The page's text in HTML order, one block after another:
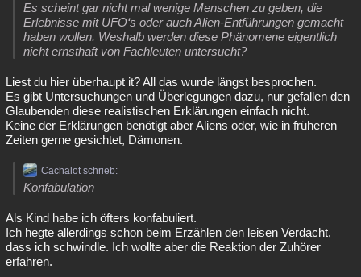
Es scheint gar nicht mal wenige Menschen zu geben, die
Erlebnisse mit UFO‘s oder auch Alien-Entführungen gemacht
haben wollen. Weshalb werden diese Phänomene eigentlich
nicht ernsthaft von Fachleuten untersucht?
Liest du hier überhaupt it? All das wurde längst besprochen.
Es gibt Untersuchungen und Überlegungen dazu, nur gefallen den
Glaubenden diese realistischen Erklärungen einfach nicht.
Keine der Erklärungen benötigt aber Aliens oder, wie in früheren
Zeiten gerne gesichtet, Dämonen.
Cachalot schrieb:
Konfabulation
Als Kind habe ich öfters konfabuliert.
Ich hegte allerdings schon beim Erzählen den leisen Verdacht,
dass ich schwindle. Ich wollte aber die Reaktion der Zuhörer
erfahren.